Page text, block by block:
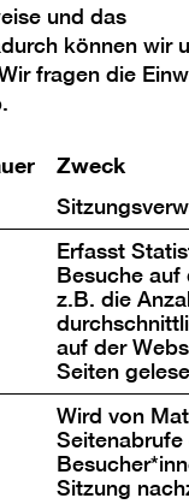
die
und das
können wir
fragen die
Zweck
Erfasst
Besuche auf
z.B. die
auf der
Seiten
Wird von
Seitenabrufe
Sitzung